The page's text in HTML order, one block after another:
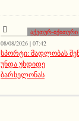
აქეთურ-იქითური
08/08/2026 | 07:42
სპორტი: მადლობას
უნდა უხდიდე
ბარსელონას